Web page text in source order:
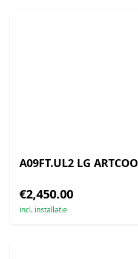
A09FT.UL2 LG
€2,450.00
incl. installatie